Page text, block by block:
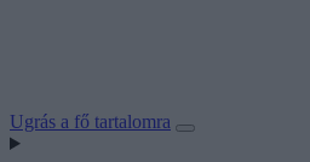
Ugrás a fő tartalomra